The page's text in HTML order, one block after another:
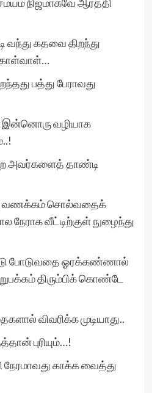
வந்து கதவை திறந்து
பத்து பேராவது
இன்னொரு வழியாக
அவர்களைத் தாண்டி
வணக்கம் சொல்வதைக்
வீட்டிற்குள் நுழைந்து
போடுவதை ஓரக்கண்ணால்
திரும்பிக் கொண்டே
விவரிக்க முடியாது..
புரியும்…!
காக்க வைத்து